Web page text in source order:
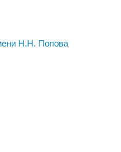
Н.Н. Попова